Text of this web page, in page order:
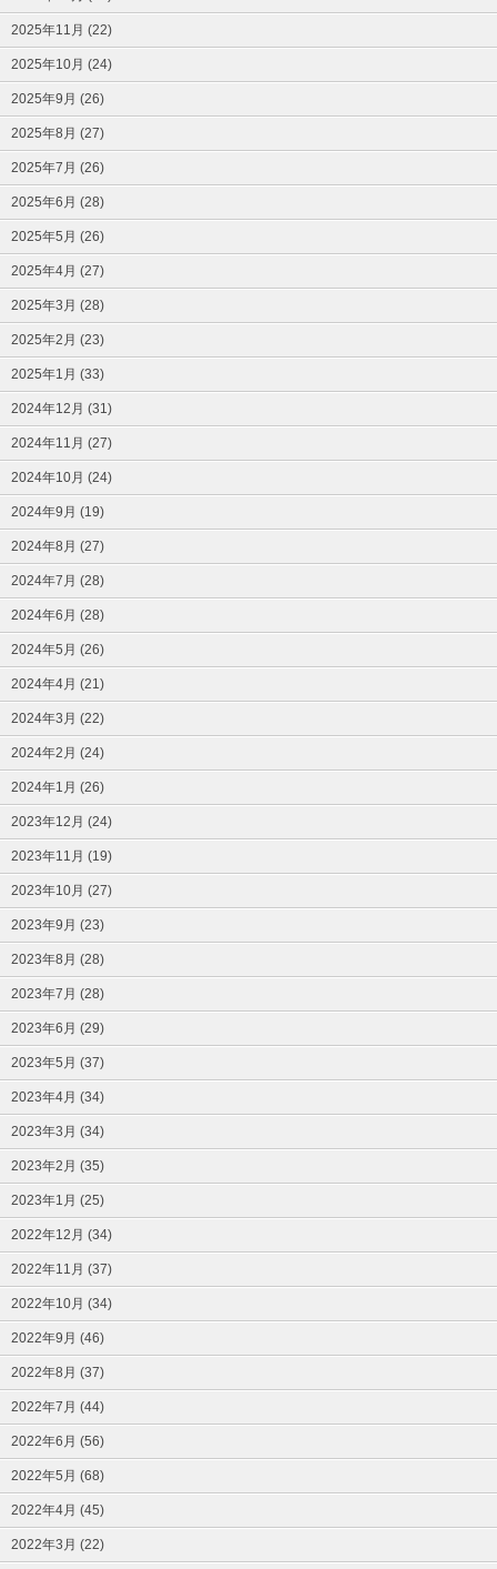
2025年11月 (22)
2025年10月 (24)
2025年9月 (26)
2025年8月 (27)
2025年7月 (26)
2025年6月 (28)
2025年5月 (26)
2025年4月 (27)
2025年3月 (28)
2025年2月 (23)
2025年1月 (33)
2024年12月 (31)
2024年11月 (27)
2024年10月 (24)
2024年9月 (19)
2024年8月 (27)
2024年7月 (28)
2024年6月 (28)
2024年5月 (26)
2024年4月 (21)
2024年3月 (22)
2024年2月 (24)
2024年1月 (26)
2023年12月 (24)
2023年11月 (19)
2023年10月 (27)
2023年9月 (23)
2023年8月 (28)
2023年7月 (28)
2023年6月 (29)
2023年5月 (37)
2023年4月 (34)
2023年3月 (34)
2023年2月 (35)
2023年1月 (25)
2022年12月 (34)
2022年11月 (37)
2022年10月 (34)
2022年9月 (46)
2022年8月 (37)
2022年7月 (44)
2022年6月 (56)
2022年5月 (68)
2022年4月 (45)
2022年3月 (22)